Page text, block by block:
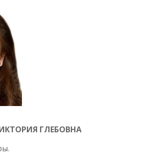
ГЛЕБОВНА